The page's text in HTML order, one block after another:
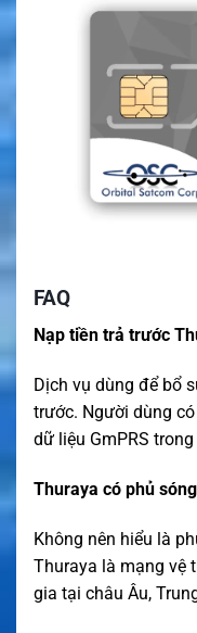
FAQ
Nạp tiền trả trước
Dịch vụ dùng để bổ
trước. Người dùng
dữ liệu GmPRS
Thuraya có phủ
Không nên hiểu là
Thuraya là mạng vệ
gia tại châu Âu,